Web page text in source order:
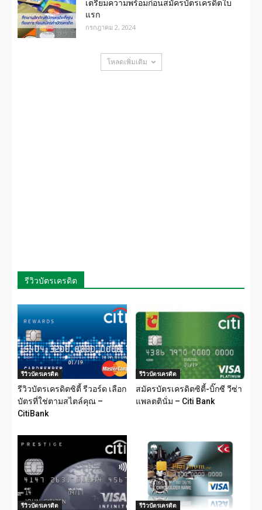
เตรียมความพร้อมก่อนสมัครบัตรเครดิตใบ
แรก
กรกฎาคม 2, 2024
โหลดเพิ่มเติม
รีวิวบัตรเครดิต
รีวิวบัตรเครดิต
รีวิวบัตรเครดิตซิตี้ รีวอร์ด เลือก
บัตรที่ใช่ตามสไตล์คุณ –
CitiBank
รีวิวบัตรเครดิต
สมัครบัตรเครดิตซิตี้-บิ๊กซี วีซ่า
แพลตตินั่ม – Citi Bank
รีวิวบัตรเครดิต รีวิวบัตรเครดิต